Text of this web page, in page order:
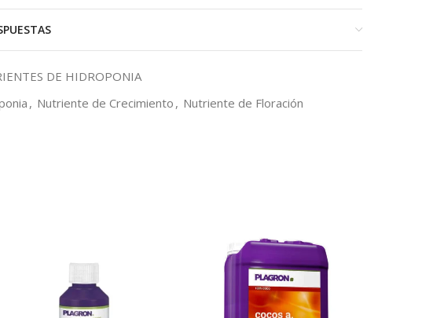
y uso
de utilizar. Añadir como máximo 2,5 ml de Hydro A por 1
Por cada dosis de Hydro A, añade una misma cantidad
DE HIDROPONIA
, Nutriente de Crecimiento , Nutriente de Floración